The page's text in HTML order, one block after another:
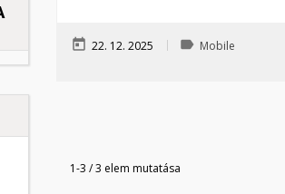
today 22. 12. 2025 label Mobile
1-3 / 3 elem mutatása